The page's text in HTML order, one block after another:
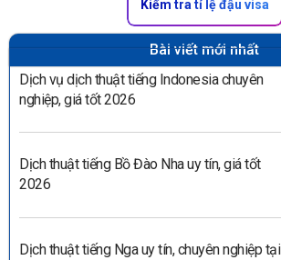
Kiểm tra tỉ lệ đậu visa
Bài viết mới nhất
Dịch vụ dịch thuật tiếng Indonesia chuyên
nghiệp, giá tốt 2026
Dịch thuật tiếng Bồ Đào Nha uy tín, giá tốt
2026
Dịch thuật tiếng Nga uy tín, chuyên nghiệp tại